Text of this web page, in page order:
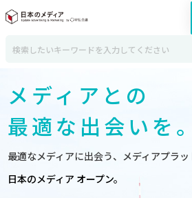
メディアとの
最適な出会いを。
最適なメディアに出会う、メディアプラ
日本のメディア オープン。